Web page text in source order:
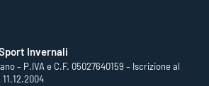
Invernali
– P.IVA e C.F. 05027640159 – Iscrizione al